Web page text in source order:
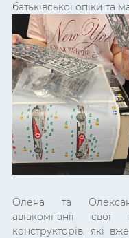
батьківської опіки та
Олена та
авіакомпанії
конструкторів, які